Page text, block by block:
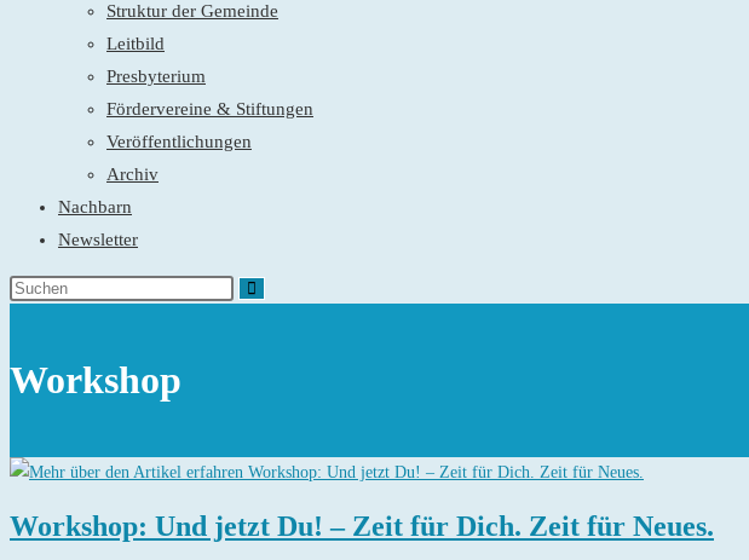
Struktur der Gemeinde
Leitbild
Presbyterium
Fördervereine & Stiftungen
Veröffentlichungen
Archiv
Nachbarn
Newsletter
Workshop
Workshop: Und jetzt Du! – Zeit für Dich. Zeit für Neues.